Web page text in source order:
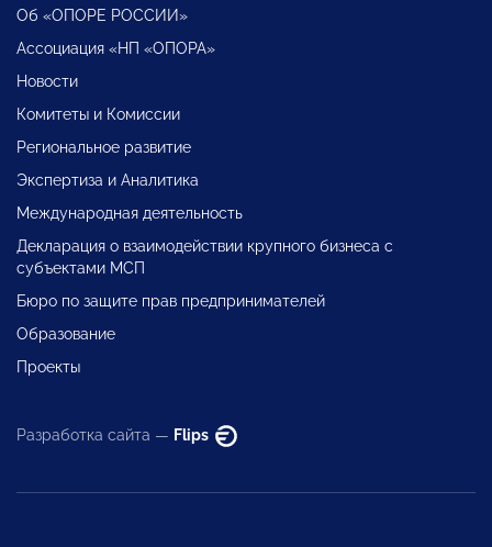
Об «ОПОРЕ РОССИИ»
Ассоциация «НП «ОПОРА»
Новости
Комитеты и Комиссии
Региональное развитие
Экспертиза и Аналитика
Международная деятельность
Декларация о взаимодействии крупного бизнеса с
субъектами МСП
Бюро по защите прав предпринимателей
Образование
Проекты
Разработка сайта — Flips